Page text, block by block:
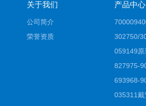
关于我们
公司简介
荣誉资质
产品中心